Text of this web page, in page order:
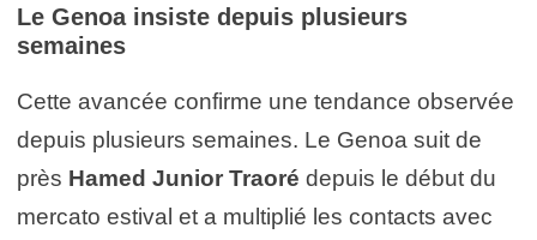
Le Genoa insiste depuis plusieurs
semaines
Cette avancée confirme une tendance observée
depuis plusieurs semaines. Le Genoa suit de
près Hamed Junior Traoré depuis le début du
mercato estival et a multiplié les contacts avec